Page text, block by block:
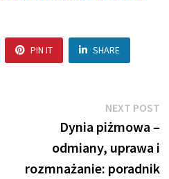
PIN IT SHARE
NEXT POST
Dynia piżmowa –
odmiany, uprawa i
rozmnażanie: poradnik